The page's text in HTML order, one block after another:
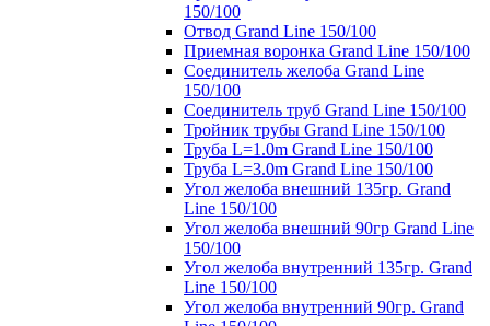
150/100
Отвод Grand Line 150/100
Приемная воронка Grand Line 150/100
Соединитель желоба Grand Line
150/100
Соединитель труб Grand Line 150/100
Тройник трубы Grand Line 150/100
Труба L=1.0m Grand Line 150/100
Труба L=3.0m Grand Line 150/100
Угол желоба внешний 135гр. Grand
Line 150/100
Угол желоба внешний 90гр Grand Line
150/100
Угол желоба внутренний 135гр. Grand
Line 150/100
Угол желоба внутренний 90гр. Grand